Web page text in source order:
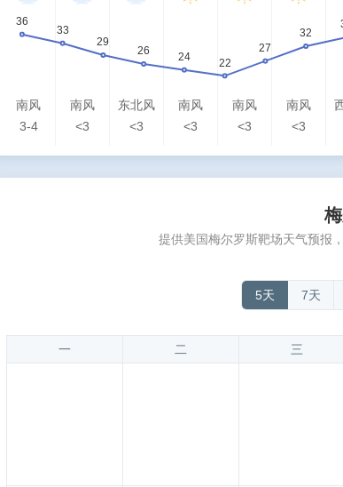
南风
3-4
南风
<3
东北风
<3
南风
<3
南风
<3
南风
<3
提供美国梅尔罗斯靶场天气预报
5天 7天
一 二 三